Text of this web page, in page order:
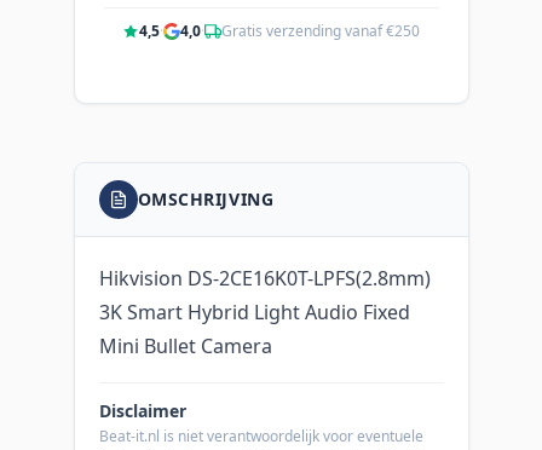
4,5· 4,0· Gratis verzending vanaf €250
OMSCHRIJVING
Hikvision DS-2CE16K0T-LPFS(2.8mm)
3K Smart Hybrid Light Audio Fixed
Mini Bullet Camera
Disclaimer
Beat-it.nl is niet verantwoordelijk voor eventuele